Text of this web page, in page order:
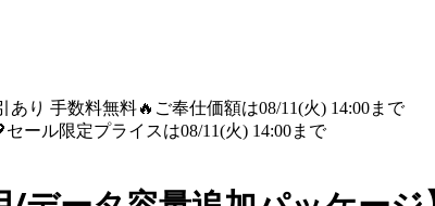
り 手数料無料🔥ご奉仕価額は08/11(火) 14:00まで
ール限定プライスは08/11(火) 14:00まで